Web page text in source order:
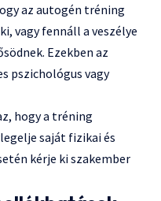
az autogén tréning
vagy fennáll a veszélye
Ezekben az
pszichológus vagy
hogy a tréning
saját fizikai és
kérje ki szakember